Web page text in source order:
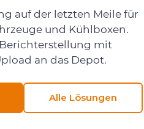
auf der letzten Meile für
und Kühlboxen.
mit
an das Depot.
Alle Lösungen